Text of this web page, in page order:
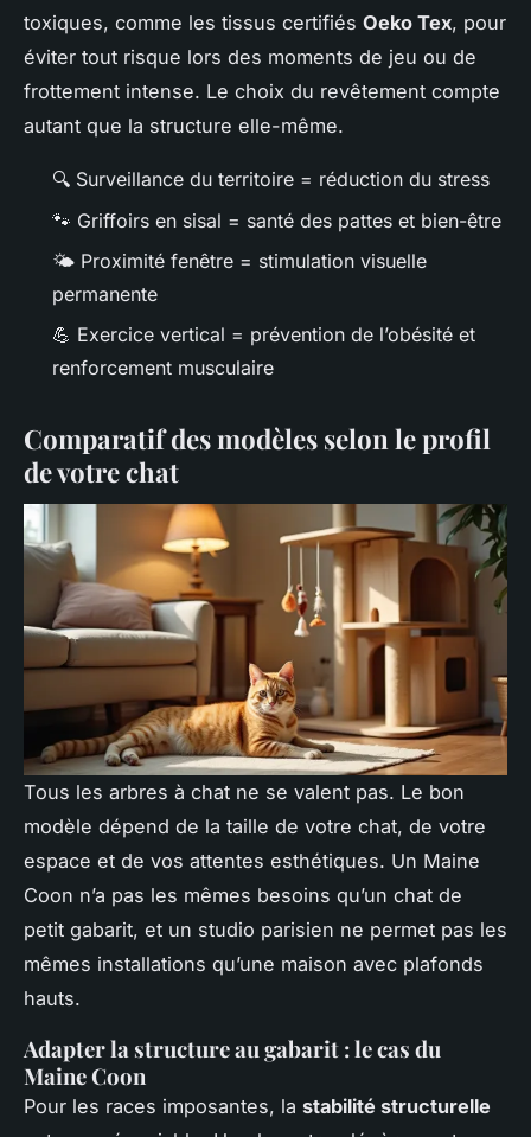
toxiques, comme les tissus certifiés Oeko Tex, pour
éviter tout risque lors des moments de jeu ou de
frottement intense. Le choix du revêtement compte
autant que la structure elle-même.
🔍 Surveillance du territoire = réduction du stress
🐾 Griffoirs en sisal = santé des pattes et bien-être
🌤️ Proximité fenêtre = stimulation visuelle
permanente
💪 Exercice vertical = prévention de l’obésité et
renforcement musculaire
Comparatif des modèles selon le profil
de votre chat
Tous les arbres à chat ne se valent pas. Le bon
modèle dépend de la taille de votre chat, de votre
espace et de vos attentes esthétiques. Un Maine
Coon n’a pas les mêmes besoins qu’un chat de
petit gabarit, et un studio parisien ne permet pas les
mêmes installations qu’une maison avec plafonds
hauts.
Adapter la structure au gabarit : le cas du
Maine Coon
Pour les races imposantes, la stabilité structurelle